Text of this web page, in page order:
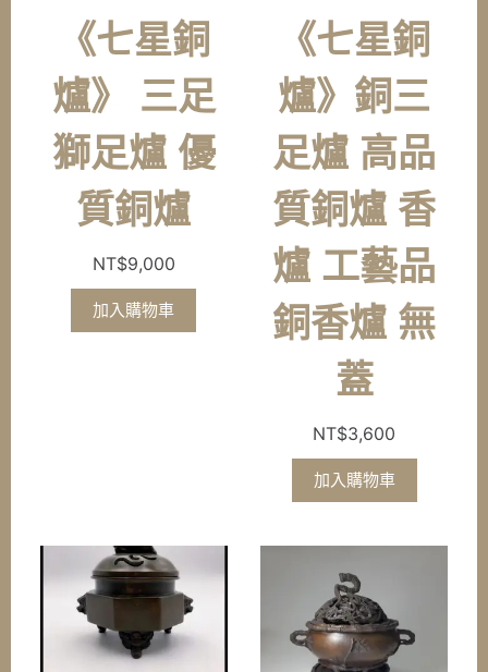
《七星銅
爐》 三足
獅足爐 優
質銅爐
NT$9,000
加入購物車
《七星銅
爐》銅三
足爐 高品
質銅爐 香
爐 工藝品
銅香爐 無
蓋
NT$3,600
加入購物車